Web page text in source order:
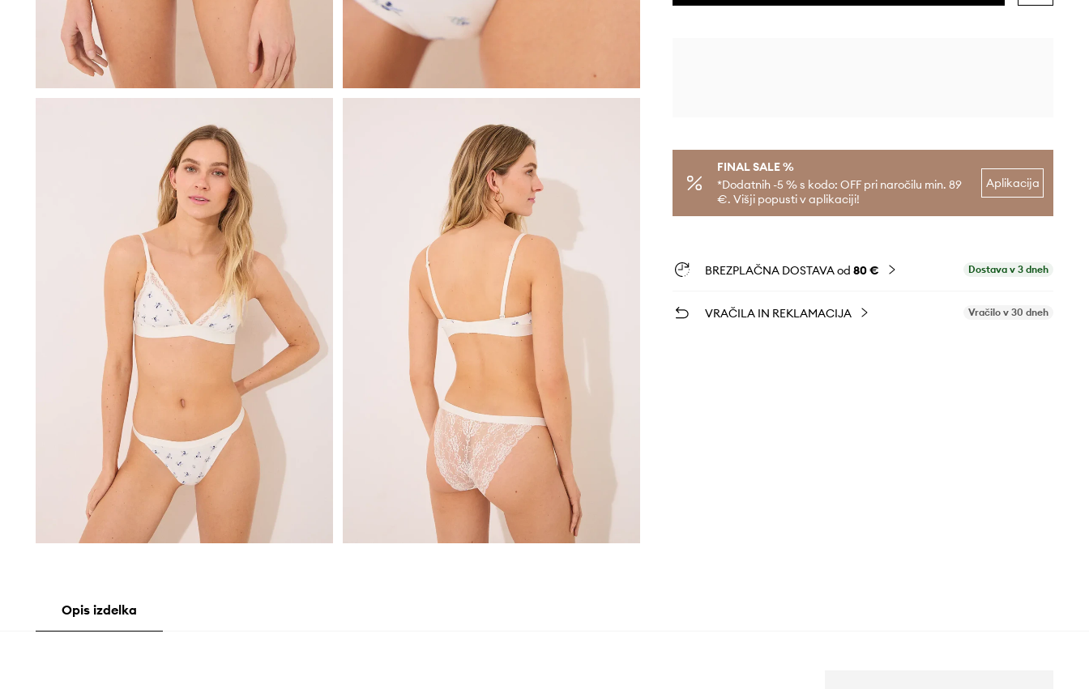
FINAL SALE %
*Dodatnih -5 % s kodo: OFF pri naročilu min. 89
€. Višji popusti v aplikaciji!
Aplikacija
BREZPLAČNA DOSTAVA od 80 € Dostava v 3 dneh
VRAČILA IN REKLAMACIJA Vračilo v 30 dneh
Opis izdelka